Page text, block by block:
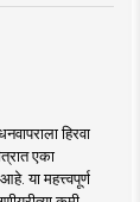
हिरवा
एका
या महत्त्वपूर्ण